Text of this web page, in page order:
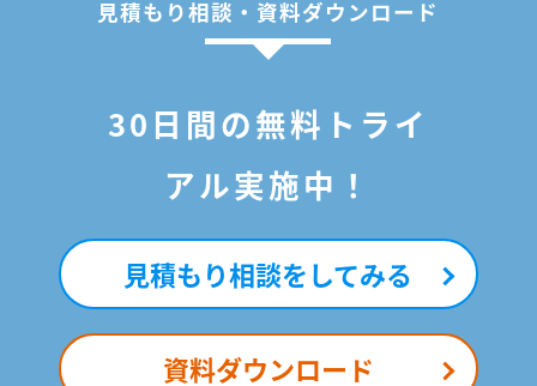
見積もり相談・資料ダウンロード
30日間の無料トライ
アル実施中！
見積もり相談をしてみる
資料ダウンロード